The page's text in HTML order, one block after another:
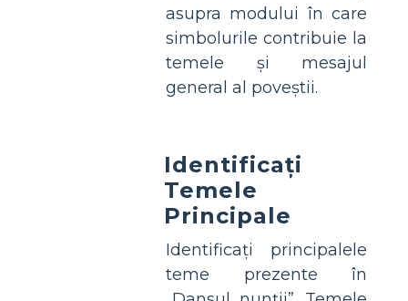
asupra modului în care
simbolurile contribuie la
temele și mesajul
general al poveștii.
Identificați
Temele
Principale
Identificați principalele
teme prezente în